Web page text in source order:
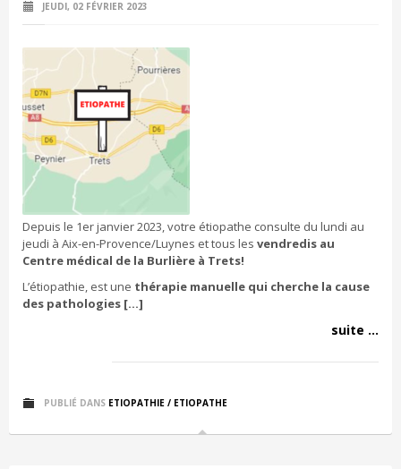
JEUDI, 02 FÉVRIER 2023
Depuis le 1er janvier 2023, votre étiopathe consulte du lundi au
jeudi à Aix-en-Provence/Luynes et tous les vendredis au
Centre médical de la Burlière à Trets!
L’étiopathie, est une thérapie manuelle qui cherche la cause
des pathologies […]
suite ...
PUBLIÉ DANS ETIOPATHIE / ETIOPATHE